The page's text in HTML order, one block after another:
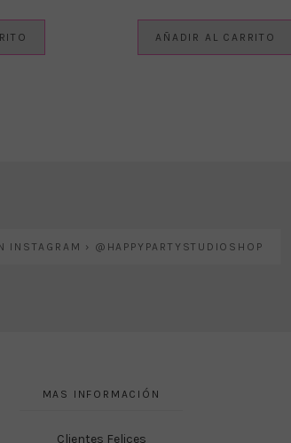
AÑADIR AL CARRITO
INSTAGRAM › @HAPPYPARTYSTUDIOSHOP
MAS INFORMACIÓN
Clientes Felices